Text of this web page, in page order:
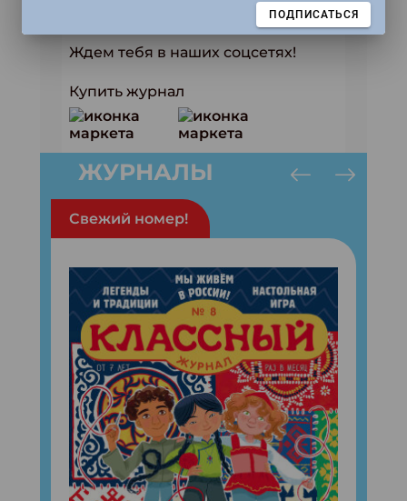
Ждем тебя в наших соцсетях!
Купить журнал
ЖУРНАЛЫ
Свежий номер!
ПОДПИСАТЬСЯ